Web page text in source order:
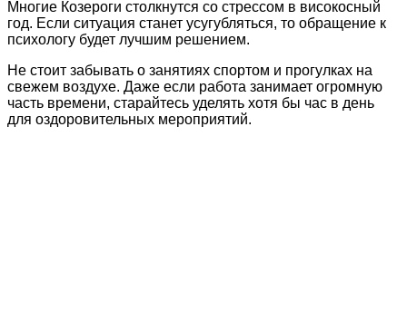
Многие Козероги столкнутся со стрессом в високосный
год. Если ситуация станет усугубляться, то обращение к
психологу будет лучшим решением.
Не стоит забывать о занятиях спортом и прогулках на
свежем воздухе. Даже если работа занимает огромную
часть времени, старайтесь уделять хотя бы час в день
для оздоровительных мероприятий.